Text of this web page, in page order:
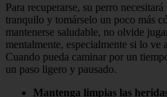
Para recuperarse, su perro
tranquilo y tomárselo un poco más
mantenerse saludable, no olvide
mentalmente, especialmente si lo ve
Cuando pueda caminar por un
un paso ligero y pausado.
Mantenga limpias las